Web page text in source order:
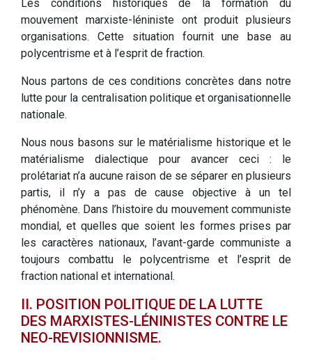
Les conditions historiques de la formation du
mouvement marxiste-léniniste ont produit plusieurs
organisations. Cette situation fournit une base au
polycentrisme et à l’esprit de fraction.
Nous partons de ces conditions concrètes dans notre
lutte pour la centralisation politique et organisationnelle
nationale.
Nous nous basons sur le matérialisme historique et le
matérialisme dialectique pour avancer ceci : le
prolétariat n’a aucune raison de se séparer en plusieurs
partis, il n’y a pas de cause objective à un tel
phénomène. Dans l’histoire du mouvement communiste
mondial, et quelles que soient les formes prises par
les caractères nationaux, l’avant-garde communiste a
toujours combattu le polycentrisme et l’esprit de
fraction national et international.
II. POSITION POLITIQUE DE LA LUTTE
DES MARXISTES-LÉNINISTES CONTRE LE
NEO-REVISIONNISME.